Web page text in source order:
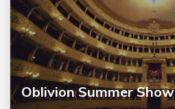
Oblivion Summer Show